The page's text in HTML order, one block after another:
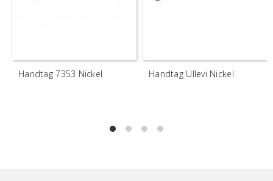
Handtag 7353 Nickel Handtag Ullevi Nickel